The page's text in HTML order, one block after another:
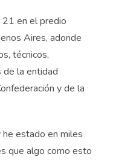
en el predio
Aires, adonde
técnicos,
la entidad
y de la
estado en miles
que algo como esto